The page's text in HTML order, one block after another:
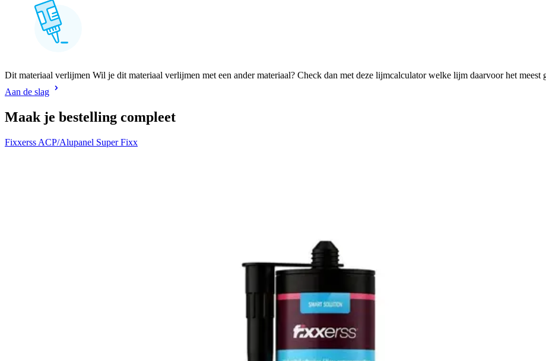
Dit materiaal verlijmen Wil je dit materiaal verlijmen met een ander materiaal? Check dan met deze lijmcalculator welke lijm daarvoor het meest
Aan de slag
Maak je bestelling compleet
Fixxerss ACP/Alupanel Super Fixx